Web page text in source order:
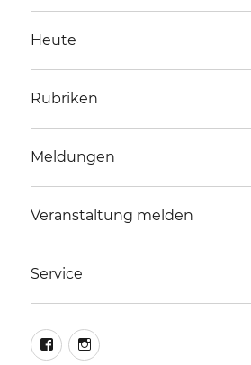
Heute
Rubriken
Meldungen
Veranstaltung melden
Service
facebookinstagram